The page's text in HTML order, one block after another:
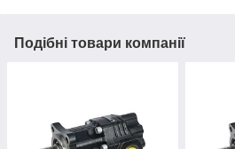
Подібні товари компанії